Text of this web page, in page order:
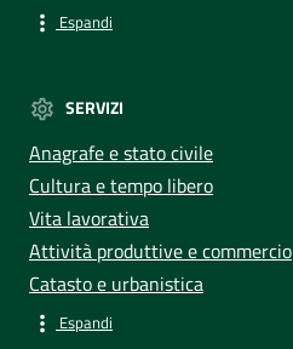
Espandi
SERVIZI
Anagrafe e stato civile
Cultura e tempo libero
Vita lavorativa
Attività produttive e commercio
Catasto e urbanistica
Espandi